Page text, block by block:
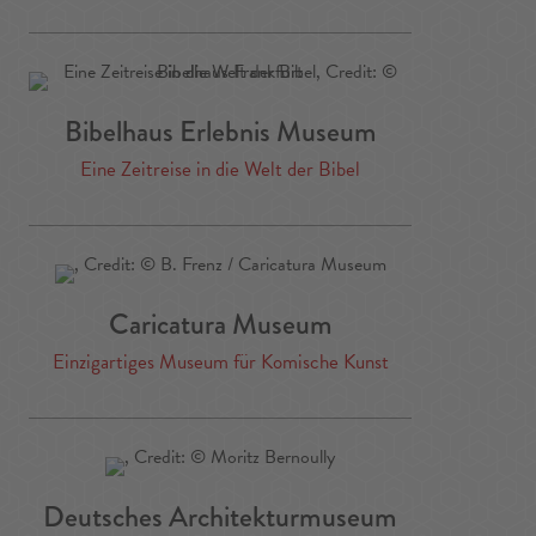
Bibelhaus Erlebnis Museum
Eine Zeitreise in die Welt der Bibel
Caricatura Museum
Einzigartiges Museum für Komische Kunst
Deutsches Architekturmuseum